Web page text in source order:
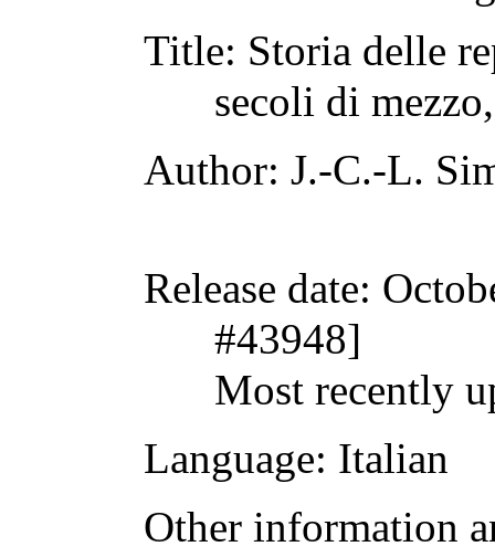
Title: Storia delle
secoli di
Author: J.-C.-L.
Release date:
#43948]
Most recently
Language: Italian
Other information